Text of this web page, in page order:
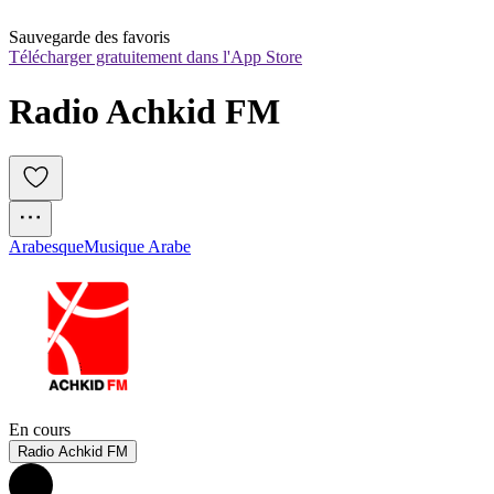
Sauvegarde des favoris
Télécharger gratuitement dans l'App Store
Radio Achkid FM
ArabesqueMusique Arabe
En cours
Radio Achkid FM